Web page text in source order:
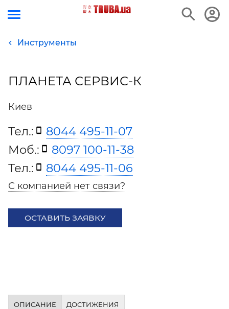
Инструменты
ПЛАНЕТА СЕРВИС-К
Киев
Тел.:
8044 495-11-07
Моб.:
8097 100-11-38
Тел.:
8044 495-11-06
С компанией нет связи?
ОСТАВИТЬ ЗАЯВКУ
ОПИСАНИЕ ДОСТИЖЕНИЯ